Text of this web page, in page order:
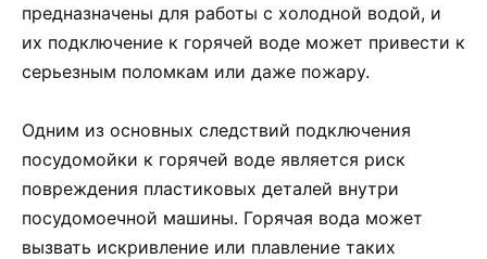
предназначены для работы с холодной водой, и
их подключение к горячей воде может привести к
серьезным поломкам или даже пожару.
Одним из основных следствий подключения
посудомойки к горячей воде является риск
повреждения пластиковых деталей внутри
посудомоечной машины. Горячая вода может
вызвать искривление или плавление таких